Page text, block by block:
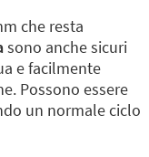
che resta
sono anche sicuri
e facilmente
Possono essere
un normale ciclo